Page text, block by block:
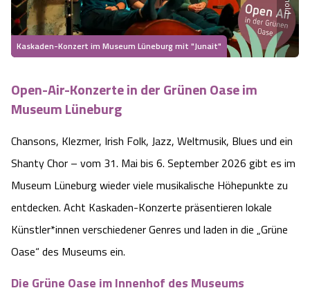
Heideflächen
Freizeitparks
Vital Urlaub
Hotels
Ferienwohnungen
Pensionen
Naturpark Südheide
Naturerlebnis im Frühling
Naturerlebnis im Sommer
Naturerlebnis im Winter
Ausflugsziele
Fahrrad Urlaub
Quad Bahn Bispingen
Kletterparks
Designer Outlet Soltau
Abenteuerlabyrinth
Heide Himmel Baumwipfelpfad
Adventure Schnucken Golf
Serengeti Park
Weltvogelpark Walsrode
Thermen
Vegan, Fasten & Co.
Gesund & Fit
Balance
Wellness-Unterkünfte
Hotels mit Schwimmbad
Die Hansestadt Lüneburg
Sehenswürdigkeiten Lüneburg
Shopping Lüneburg
Kulinarisches Lüneburg
Unterkünfte Lüneburg
Veranstaltungen & Führungen Lüneburg
Die Residenzstadt Celle
Hoher Kontrast Modus:
Kaskaden-Konzert im Museum Lüneburg mit "Junait"
Open-Air-Konzerte in der Grünen Oase im
Museum Lüneburg
Chansons, Klezmer, Irish Folk, Jazz, Weltmusik, Blues und ein
Shanty Chor – vom 31. Mai bis 6. September 2026 gibt es im
Museum Lüneburg wieder viele musikalische Höhepunkte zu
entdecken. Acht Kaskaden-Konzerte präsentieren lokale
Künstler*innen verschiedener Genres und laden in die „Grüne
Oase“ des Museums ein.
Die Grüne Oase im Innenhof des Museums